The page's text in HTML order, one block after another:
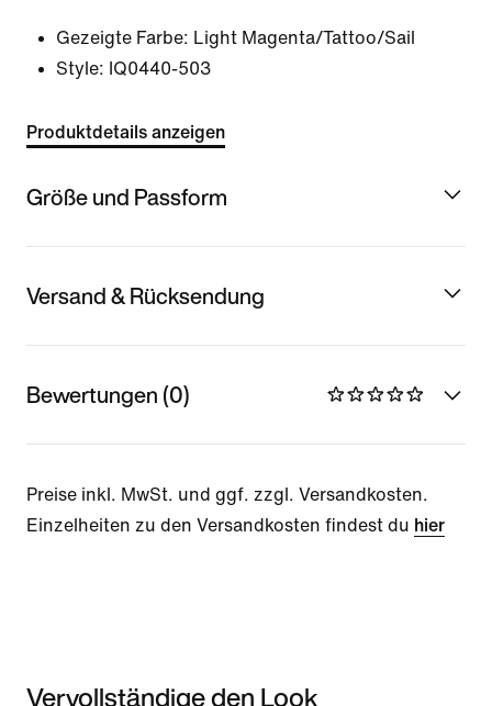
Gezeigte Farbe: Light Magenta/Tattoo/Sail
Style: IQ0440-503
Produktdetails anzeigen
Größe und Passform
Versand & Rücksendung
Bewertungen (0)
Preise inkl. MwSt. und ggf. zzgl. Versandkosten.
Einzelheiten zu den Versandkosten findest du hier
Vervollständige den Look